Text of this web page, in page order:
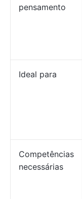
pensamento
Ideal para
Competências
necessárias